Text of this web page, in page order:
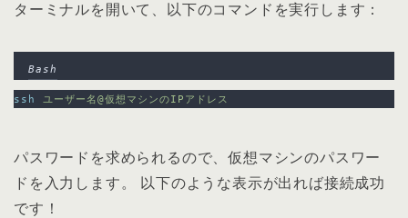
ターミナルを開いて、以下のコマンドを実行します：
Bash
ssh ユーザー名@仮想マシンのIPアドレス
パスワードを求められるので、仮想マシンのパスワー
ドを入力します。 以下のような表示が出れば接続成功
です！